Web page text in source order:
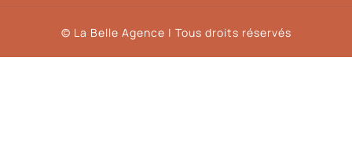
© La Belle Agence | Tous droits réservés